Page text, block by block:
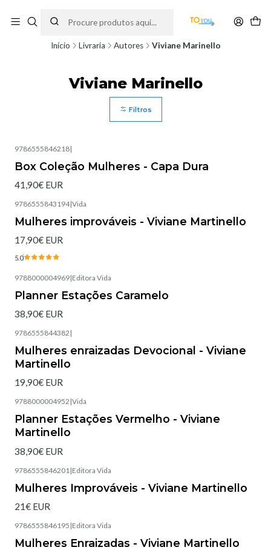
partir do dia 11 de Agosto, às 10H.
Início Livraria Autores Viviane Marinello
Viviane Marinello
Filtros
9786555846218|
Box Coleção Mulheres - Capa Dura
41,90€ EUR
9786555843194|Vida
Mulheres improváveis - Viviane Martinello
17,90€ EUR
5.0
9788000004969|Editora Vida
Planner Estações Caramelo
38,90€ EUR
9786555844382 |
Mulheres enraizadas Devocional - Viviane
Martinello
19,90€ EUR
9788000004952 |Vida
Planner Estações Vermelho - Viviane
Martinello
38,90€ EUR
9786555846201 |Editora Vida
Mulheres Improváveis - Viviane Martinello
21€ EUR
9786555846195 |Editora Vida
Mulheres Enraizadas - Viviane Martinello